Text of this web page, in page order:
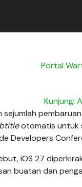
Portal
Kunjungi
sejumlah
otomatis untuk
Developers
iOS 27
buatan dan